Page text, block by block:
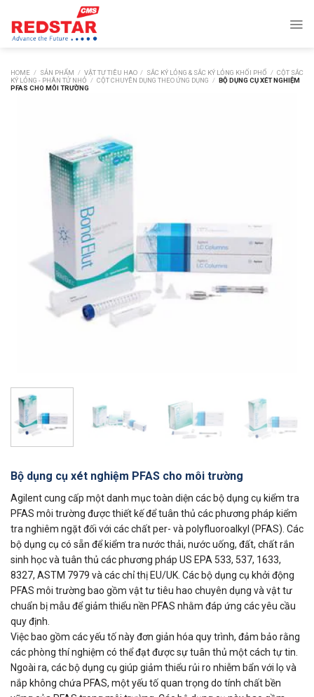
content
HOME / SẢN PHẨM / VẬT TƯ TIÊU HAO / SẮC KÝ LỎNG & SẮC KÝ LỎNG KHỐI PHỔ / CỘT SẮC
KÝ LỎNG - PHÂN TỬ NHỎ / CỘT CHUYÊN DỤNG THEO ỨNG DỤNG / BỘ DỤNG CỤ XÉT NGHIỆM
PFAS CHO MÔI TRƯỜNG
Bộ dụng cụ xét nghiệm PFAS cho môi trường
Agilent cung cấp một danh mục toàn diện các bộ dụng cụ kiểm tra
PFAS môi trường được thiết kế để tuân thủ các phương pháp kiểm
tra nghiêm ngặt đối với các chất per- và polyfluoroalkyl (PFAS). Các
bộ dụng cụ có sẵn để kiểm tra nước thải, nước uống, đất, chất rắn
sinh học và tuân thủ các phương pháp US EPA 533, 537, 1633,
8327, ASTM 7979 và các chỉ thị EU/UK. Các bộ dụng cụ khởi động
PFAS môi trường bao gồm vật tư tiêu hao chuyên dụng và vật tư
chuẩn bị mẫu để giảm thiểu nền PFAS nhằm đáp ứng các yêu cầu
quy định.
Việc bao gồm các yếu tố này đơn giản hóa quy trình, đảm bảo rằng
các phòng thí nghiệm có thể đạt được sự tuân thủ một cách tự tin.
Ngoài ra, các bộ dụng cụ giúp giảm thiểu rủi ro nhiễm bẩn với lọ và
nắp không chứa PFAS, một yếu tố quan trọng do tính chất bền